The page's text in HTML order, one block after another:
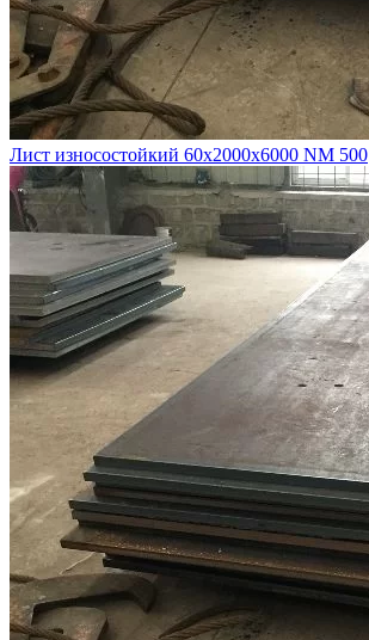
Лист износостойкий 60х2000х6000 NM 500